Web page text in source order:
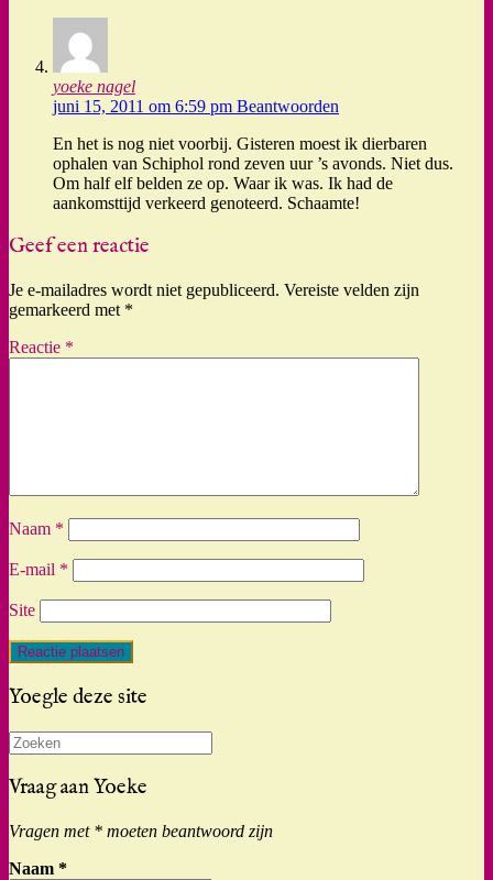
yoeke nagel
juni 15, 2011 om 6:59 pm Beantwoorden
En het is nog niet voorbij. Gisteren moest ik dierbaren
ophalen van Schiphol rond zeven uur ’s avonds. Niet dus.
Om half elf belden ze op. Waar ik was. Ik had de
aankomsttijd verkeerd genoteerd. Schaamte!
Geef een reactie
Je e-mailadres wordt niet gepubliceerd. Vereiste velden zijn
gemarkeerd met *
Reactie *
Naam *
E-mail *
Site
Yoegle deze site
Zoeken
naar:
Vraag aan Yoeke
Vragen met * moeten beantwoord zijn
Naam *